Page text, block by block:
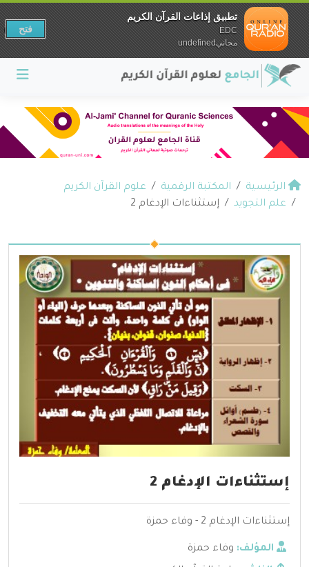
الرئيسية المكتبة الرقمية
علوم القرآن الكريم
علم التجويد
إستثناءات الإدغام 2
إستثناءات الإدغام 2
إستثناءات الإدغام 2 - وفاء حمزة
المؤلف: وفاء حمزة
تطبيق إذاعات القرآن الكريم
EDC
مجانيundefined
فتح